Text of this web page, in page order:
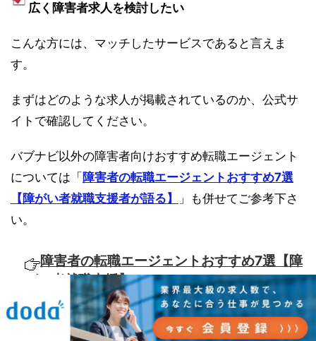
広く障害者求人を検討したい
こんな方には、マッチしたサービスであると言えま
す。
まずはどのような求人が掲載されているのか、公式サ
イトで確認してください。
バブナビ以外の障害者向けおすすめ転職エージェント
については「 障害者の転職エージェントおすすめ7選
【障がい者就職支援者が語る】
」も併せてご参考下さ
い。
障害者の転職エージェントおすすめ7選【障
がい者就職支援】